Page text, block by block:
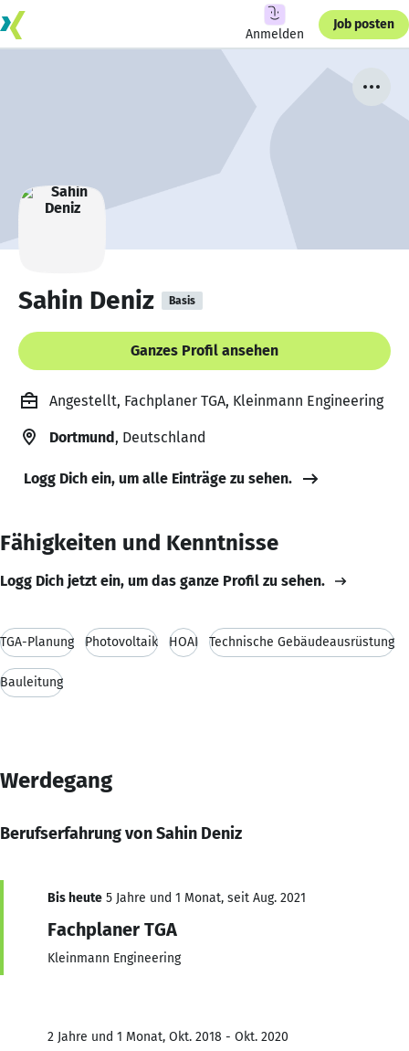
Anmelden
Job posten
Sahin Deniz Basis
Ganzes Profil ansehen
Angestellt, Fachplaner TGA, Kleinmann Engineering
Dortmund, Deutschland
Logg Dich ein, um alle Einträge zu sehen.
Fähigkeiten und Kenntnisse
Logg Dich jetzt ein, um das ganze Profil zu sehen.
TGA-Planung Photovoltaik HOAI Technische Gebäudeausrüstung
Bauleitung
Werdegang
Berufserfahrung von Sahin Deniz
Bis heute 5 Jahre und 1 Monat, seit Aug. 2021
Fachplaner TGA
Kleinmann Engineering
2 Jahre und 1 Monat, Okt. 2018 - Okt. 2020